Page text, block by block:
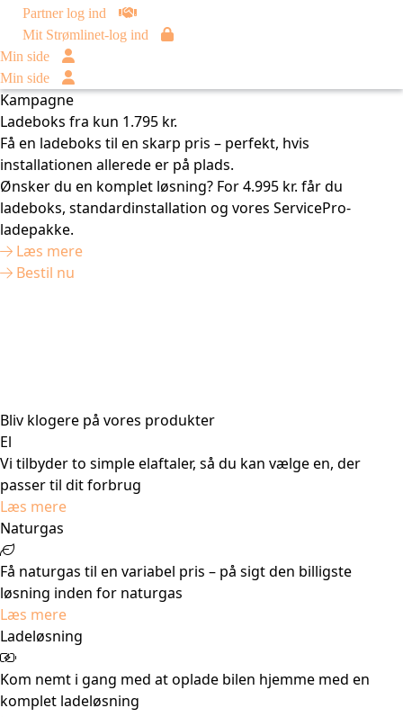
Partner log ind
Mit Strømlinet-log ind
Min side
Min side
Kampagne
Ladeboks fra kun 1.795 kr.
Få en ladeboks til en skarp pris – perfekt, hvis
installationen allerede er på plads.
Ønsker du en komplet løsning? For 4.995 kr. får du
ladeboks, standardinstallation og vores ServicePro-
ladepakke.
Læs mere
Bestil nu
Bliv klogere på vores produkter
El
Vi tilbyder to simple elaftaler, så du kan vælge en, der
passer til dit forbrug
Læs mere
Naturgas
Få naturgas til en variabel pris – på sigt den billigste
løsning inden for naturgas
Læs mere
Ladeløsning
Kom nemt i gang med at oplade bilen hjemme med en
komplet ladeløsning